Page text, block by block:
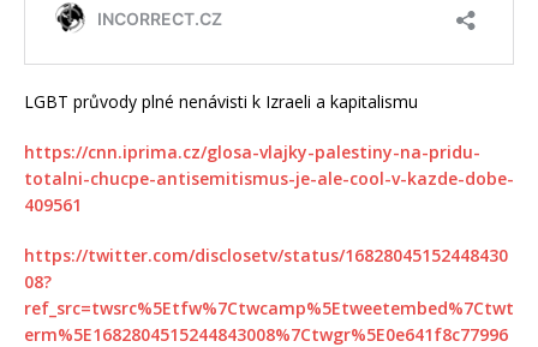
LGBT průvody plné nenávisti k Izraeli a kapitalismu
https://cnn.iprima.cz/glosa-vlajky-palestiny-na-pridu-
totalni-chucpe-antisemitismus-je-ale-cool-v-kazde-dobe-
409561
https://twitter.com/disclosetv/status/16828045152448430
08?
ref_src=twsrc%5Etfw%7Ctwcamp%5Etweetembed%7Ctwt
erm%5E1682804515244843008%7Ctwgr%5E0e641f8c77996